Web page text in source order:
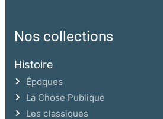
Nos collections
Histoire
Époques
La Chose Publique
Les classiques